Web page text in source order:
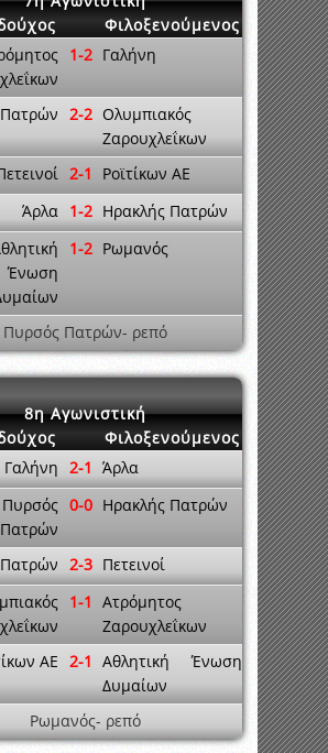
Φιλοξενούμενος
1-2 Γαλήνη
2-2 Ολυμπιακός
Ζαρουχλεΐκων
2-1
Ροϊτίκων ΑΕ
Άρλα 1-2 Ηρακλής Πατρών
Ένωση
1-2 Ρωμανός
Πυρσός Πατρών- ρεπό
8η Αγωνιστική
Φιλοξενούμενος
Γαλήνη 2-1 Άρλα
Πυρσός
Πατρών
0-0 Ηρακλής Πατρών
2-3 Πετεινοί
1-1 Ατρόμητος
Ζαρουχλεΐκων
ΑΕ 2-1 Αθλητική Ένωση
Δυμαίων
Ρωμανός- ρεπό